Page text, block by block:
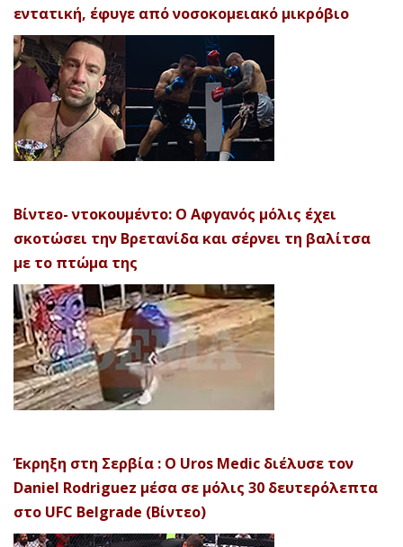
εντατική, έφυγε από νοσοκομειακό μικρόβιο
Βίντεο- ντοκουμέντο: Ο Αφγανός μόλις έχει
σκοτώσει την Βρετανίδα και σέρνει τη βαλίτσα
με το πτώμα της
Έκρηξη στη Σερβία : Ο Uros Medic διέλυσε τον
Daniel Rodriguez μέσα σε μόλις 30 δευτερόλεπτα
στο UFC Belgrade (Βίντεο)